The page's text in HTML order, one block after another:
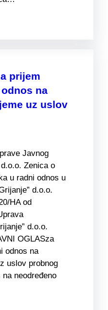
prijem
na
uz uslov
Javnog
Zenica o
u radni odnos u
d.o.o.
HA od
d.o.o.
OGLASza
odnos na
uslov probnog
neodređeno